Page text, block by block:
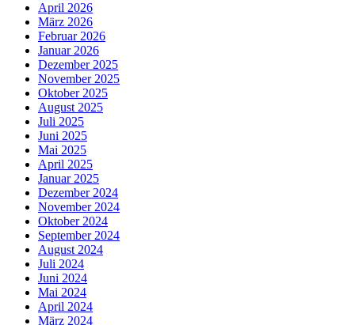
April 2026
März 2026
Februar 2026
Januar 2026
Dezember 2025
November 2025
Oktober 2025
August 2025
Juli 2025
Juni 2025
Mai 2025
April 2025
Januar 2025
Dezember 2024
November 2024
Oktober 2024
September 2024
August 2024
Juli 2024
Juni 2024
Mai 2024
April 2024
März 2024